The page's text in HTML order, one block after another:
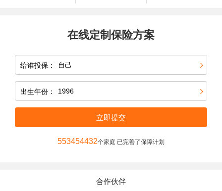
在线定制保险方案
给谁投保：
出生年份：
立即提交
553454432个家庭 已完善了保障计划
合作伙伴